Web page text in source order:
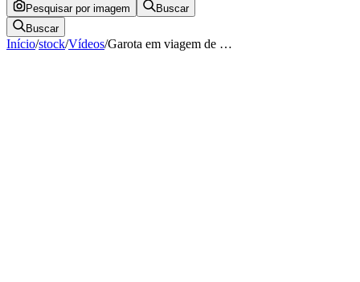
Pesquisar por imagem
Buscar
Buscar
Início/stock/Vídeos/Garota em viagem de …